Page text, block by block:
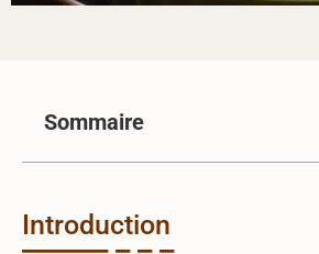
Sommaire
Introduction